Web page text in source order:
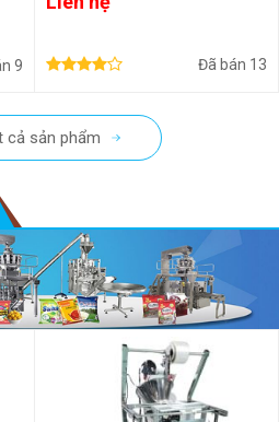
9 Đã bán 13
cả sản phẩm